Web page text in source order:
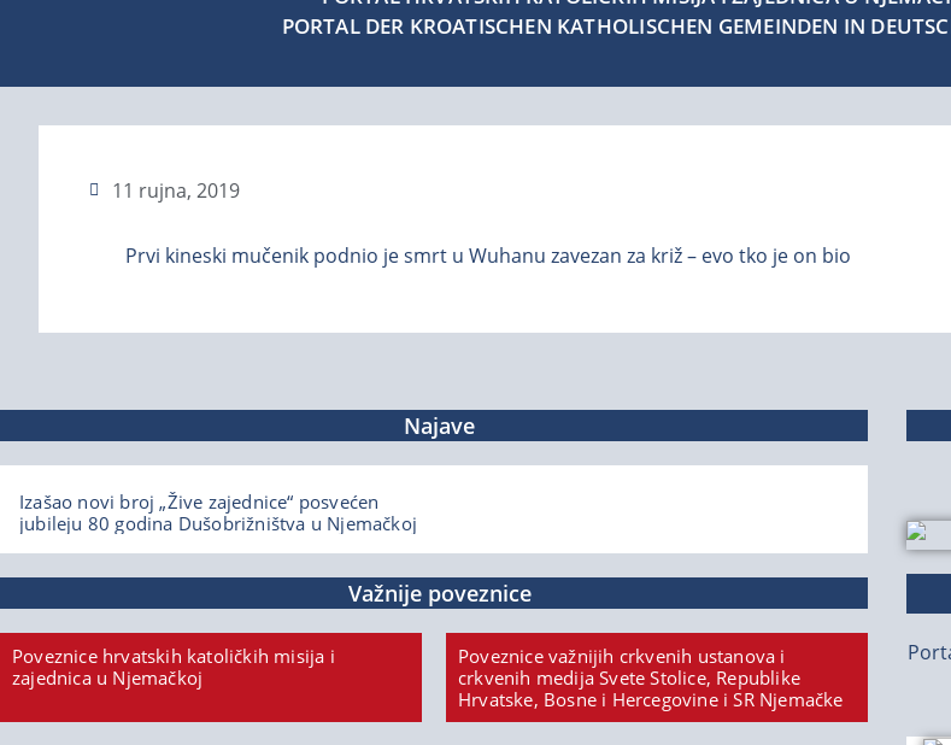
PORTAL DER KROATISCHEN KATHOLISCHEN GEMEINDEN IN
11 rujna, 2019
Prvi kineski mučenik podnio je smrt u Wuhanu zavezan za križ – evo tko je on bio
Najave
Izašao novi broj „Žive zajednice“ posvećen
jubileju 80 godina Dušobrižništva u Njemačkoj
Važnije poveznice
Poveznice hrvatskih katoličkih misija i
zajednica u Njemačkoj
Poveznice važnijih crkvenih ustanova i
crkvenih medija Svete Stolice, Republike
Hrvatske, Bosne i Hercegovine i SR Njemačke